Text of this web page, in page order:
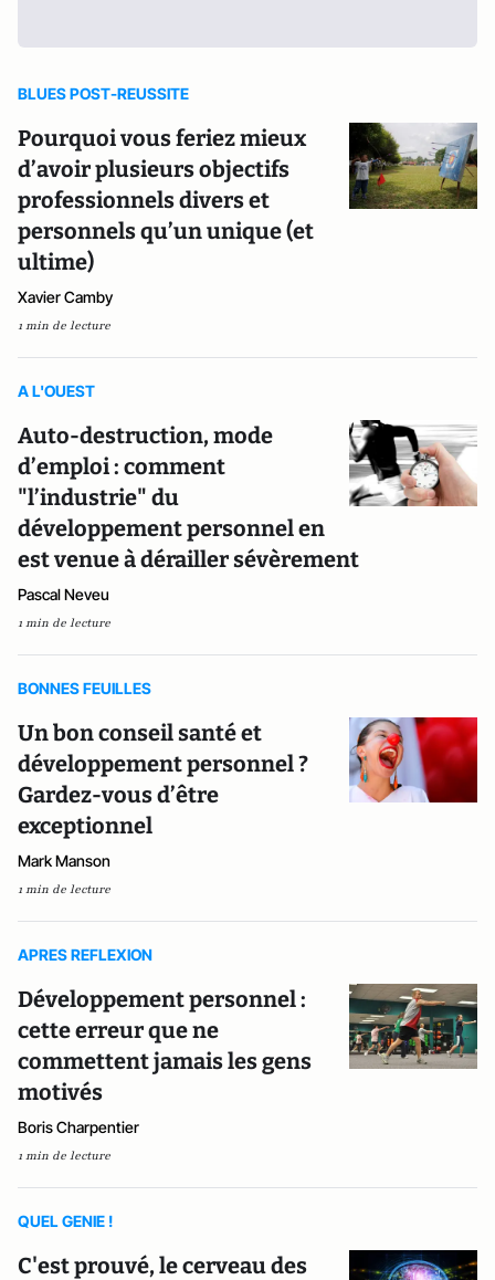
BLUES POST-REUSSITE
Pourquoi vous feriez mieux
d’avoir plusieurs objectifs
professionnels divers et
personnels qu’un unique (et
ultime)
Xavier Camby
1 min de lecture
A L'OUEST
Auto-destruction, mode
d’emploi : comment
"l’industrie" du
développement personnel en
est venue à dérailler sévèrement
Pascal Neveu
1 min de lecture
BONNES FEUILLES
Un bon conseil santé et
développement personnel ?
Gardez-vous d’être
exceptionnel
Mark Manson
1 min de lecture
APRES REFLEXION
Développement personnel :
cette erreur que ne
commettent jamais les gens
motivés
Boris Charpentier
1 min de lecture
QUEL GENIE !
C'est prouvé, le cerveau des